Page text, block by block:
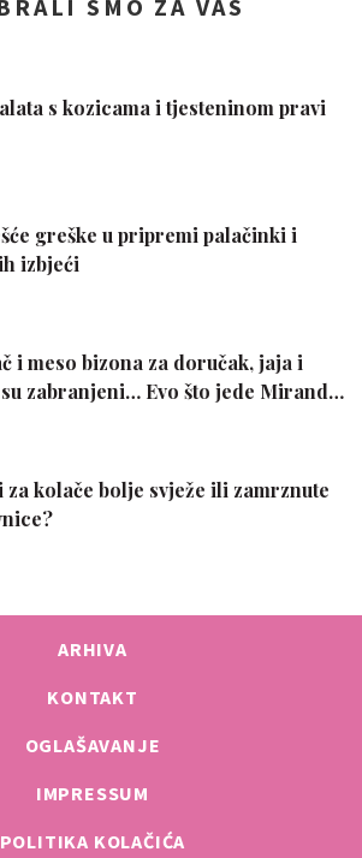
ARHIVA
KONTAKT
OGLAŠAVANJE
IMPRESSUM
POLITIKA KOLAČIĆA